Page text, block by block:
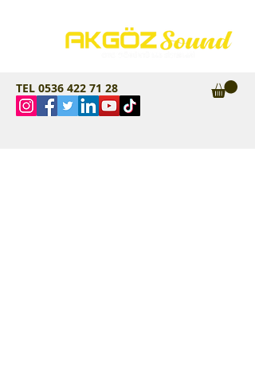
TEL 0536 422 71 28